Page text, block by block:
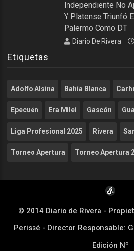
Independiente No
Y Platense Triunfó
Palermo Como DT
Diario De Rivera
Etiquetas
Adolfo Alsina Bahía Blanca
Epecuén Era Milei Gascón
Liga Profesional 2025 Rivera
Torneo Apertura Torneo Apertura
© 2014 Diario de Rivera -
Perissé - Director Responsable:
Edición Nº